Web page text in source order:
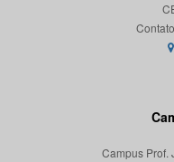
Campus Prof.